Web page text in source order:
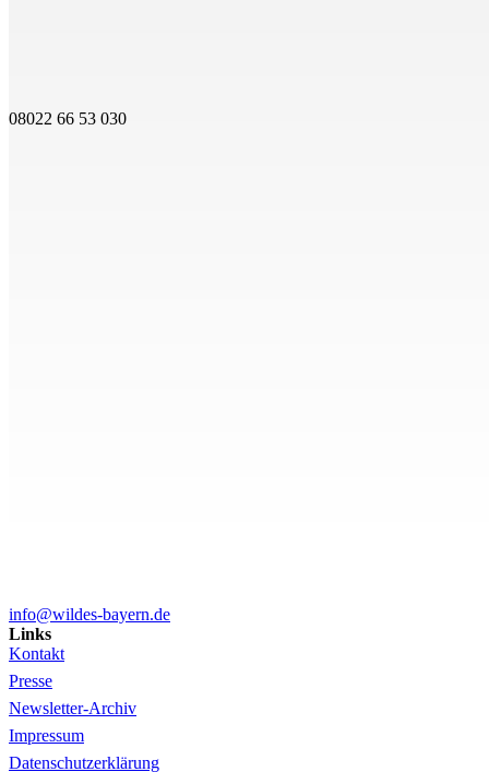
08022 66 53 030
info@wildes-bayern.de
Links
Kontakt
Presse
Newsletter-Archiv
Impressum
Datenschutzerklärung